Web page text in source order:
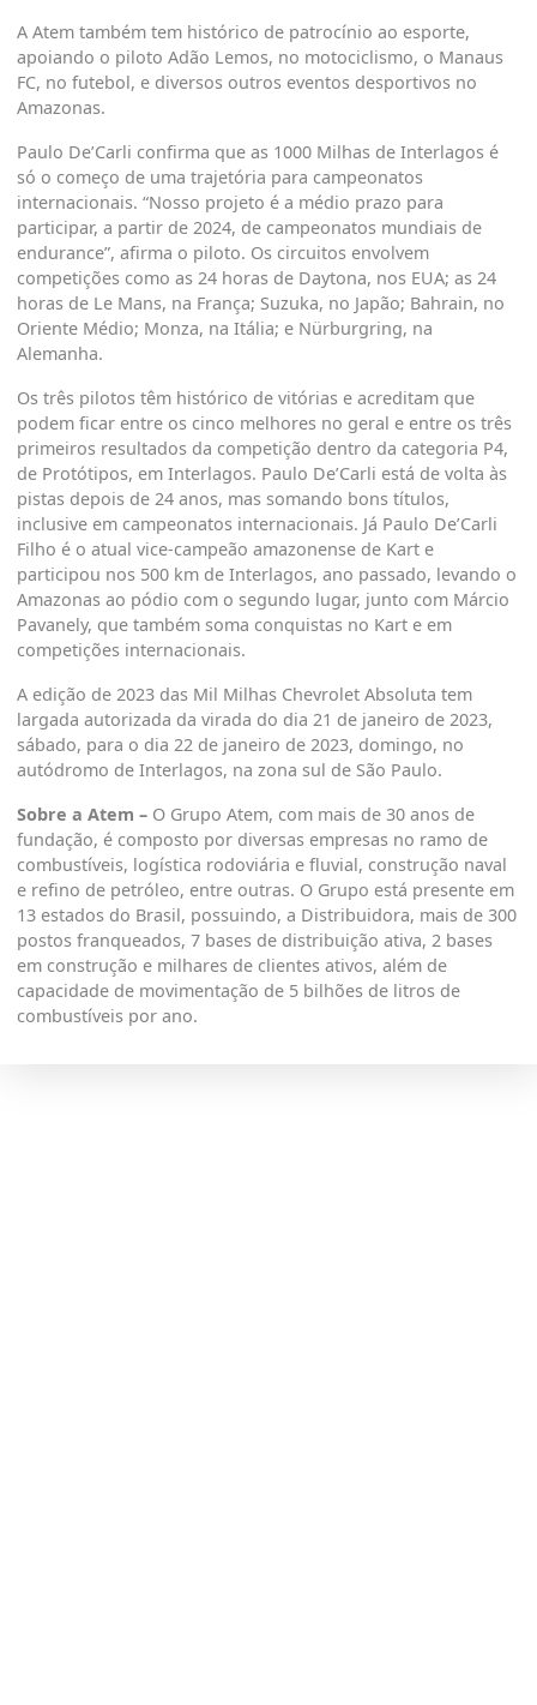
A Atem também tem histórico de patrocínio ao esporte,
apoiando o piloto Adão Lemos, no motociclismo, o Manaus
FC, no futebol, e diversos outros eventos desportivos no
Amazonas.
Paulo De’Carli confirma que as 1000 Milhas de Interlagos é
só o começo de uma trajetória para campeonatos
internacionais. “Nosso projeto é a médio prazo para
participar, a partir de 2024, de campeonatos mundiais de
endurance”, afirma o piloto. Os circuitos envolvem
competições como as 24 horas de Daytona, nos EUA; as 24
horas de Le Mans, na França; Suzuka, no Japão; Bahrain, no
Oriente Médio; Monza, na Itália; e Nürburgring, na
Alemanha.
Os três pilotos têm histórico de vitórias e acreditam que
podem ficar entre os cinco melhores no geral e entre os três
primeiros resultados da competição dentro da categoria P4,
de Protótipos, em Interlagos. Paulo De’Carli está de volta às
pistas depois de 24 anos, mas somando bons títulos,
inclusive em campeonatos internacionais. Já Paulo De’Carli
Filho é o atual vice-campeão amazonense de Kart e
participou nos 500 km de Interlagos, ano passado, levando o
Amazonas ao pódio com o segundo lugar, junto com Márcio
Pavanely, que também soma conquistas no Kart e em
competições internacionais.
A edição de 2023 das Mil Milhas Chevrolet Absoluta tem
largada autorizada da virada do dia 21 de janeiro de 2023,
sábado, para o dia 22 de janeiro de 2023, domingo, no
autódromo de Interlagos, na zona sul de São Paulo.
Sobre a Atem – O Grupo Atem, com mais de 30 anos de
fundação, é composto por diversas empresas no ramo de
combustíveis, logística rodoviária e fluvial, construção naval
e refino de petróleo, entre outras. O Grupo está presente em
13 estados do Brasil, possuindo, a Distribuidora, mais de 300
postos franqueados, 7 bases de distribuição ativa, 2 bases
em construção e milhares de clientes ativos, além de
capacidade de movimentação de 5 bilhões de litros de
combustíveis por ano.